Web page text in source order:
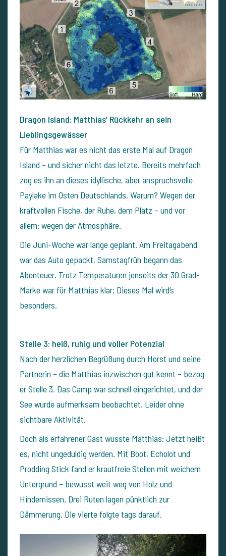
Dragon Island: Matthias’ Rückkehr an sein
Lieblingsgewässer
Für Matthias war es nicht das erste Mal auf Dragon
Island – und sicher nicht das letzte. Bereits mehrfach
zog es ihn an dieses idyllische, aber anspruchsvolle
Paylake im Osten Deutschlands. Warum? Wegen der
kraftvollen Fische, der Ruhe, dem Platz – und vor
allem: wegen der Atmosphäre.
Die Juni-Woche war lange geplant. Am Freitagabend
war das Auto gepackt, Samstagfrüh begann das
Abenteuer. Trotz Temperaturen jenseits der 30 Grad-
Marke war für Matthias klar: Dieses Mal wird’s
besonders.
Stelle 3: heiß, ruhig und voller Potenzial
Nach der herzlichen Begrüßung durch Horst und seine
Partnerin – die Matthias inzwischen gut kennt – bezog
er Stelle 3. Das Camp war schnell eingerichtet, und der
See wurde aufmerksam beobachtet. Leider ohne
sichtbare Aktivität.
Doch als erfahrener Gast wusste Matthias: Jetzt heißt
es, nicht ungeduldig werden. Mit Boot, Echolot und
Prodding Stick fand er krautfreie Stellen mit weichem
Untergrund – bewusst weit weg von Holz und
Hindernissen. Drei Ruten lagen pünktlich zur
Dämmerung. Die vierte folgte tags darauf.